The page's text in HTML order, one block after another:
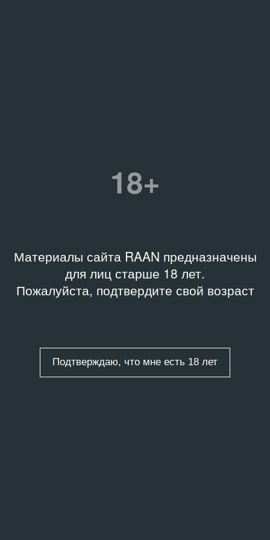
18+
Материалы сайта RAAN предназначены
для лиц старше 18 лет.
Пожалуйста, подтвердите свой возраст
Подтверждаю, что мне есть 18 лет